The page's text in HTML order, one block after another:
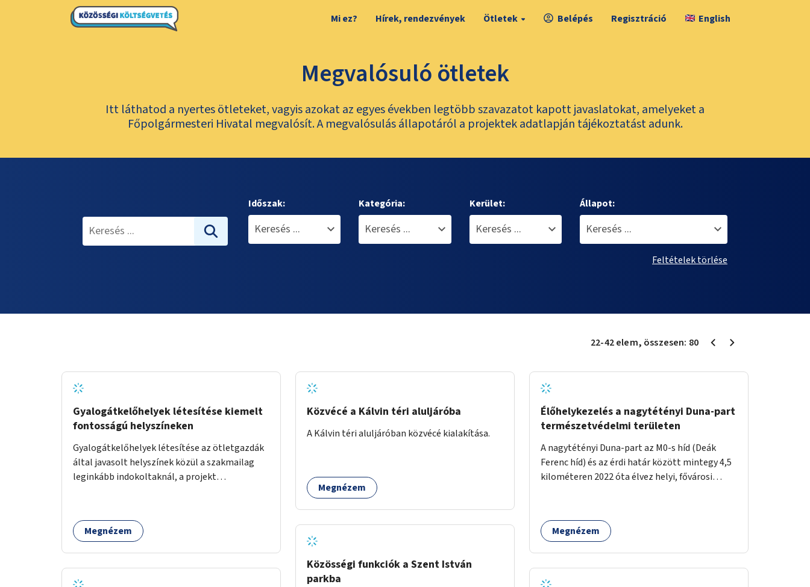
Mi ez? Hírek, rendezvények Ötletek Belépés Regisztráció English
Megvalósuló ötletek
Itt láthatod a nyertes ötleteket, vagyis azokat az egyes években legtöbb szavazatot kapott javaslatokat, amelyeket a
Főpolgármesteri Hivatal megvalósít. A megvalósulás állapotáról a projektek adatlapján tájékoztatást adunk.
Időszak: Kategória: Kerület: Állapot:
Feltételek törlése
22-42elem, összesen: 80
Gyalogátkelőhelyek létesítése kiemelt
fontosságú helyszíneken
Gyalogátkelőhelyek létesítése az ötletgazdák
által javasolt helyszínek közül a szakmailag
leginkább indokoltaknál, a projekt
Megnézem
Közvécé a Kálvin téri aluljáróba
A Kálvin téri aluljáróban közvécé kialakítása.
Megnézem
Közösségi funkciók a Szent István
parkba
Élőhelykezelés a nagytétényi Duna-part
természetvédelmi területen
A nagytétényi Duna-part az M0-s híd (Deák
Ferenc híd) és az érdi határ között mintegy 4,5
kilométeren 2022 óta élvez helyi, fővárosi
fajok ritkítását, visszaszorítását.
Megnézem